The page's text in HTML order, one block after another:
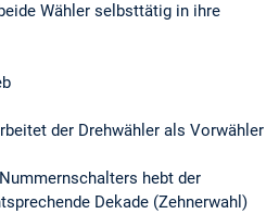
Wähler selbsttätig in ihre
der Drehwähler als Vorwähler
hebt der
Dekade (Zehnerwahl)